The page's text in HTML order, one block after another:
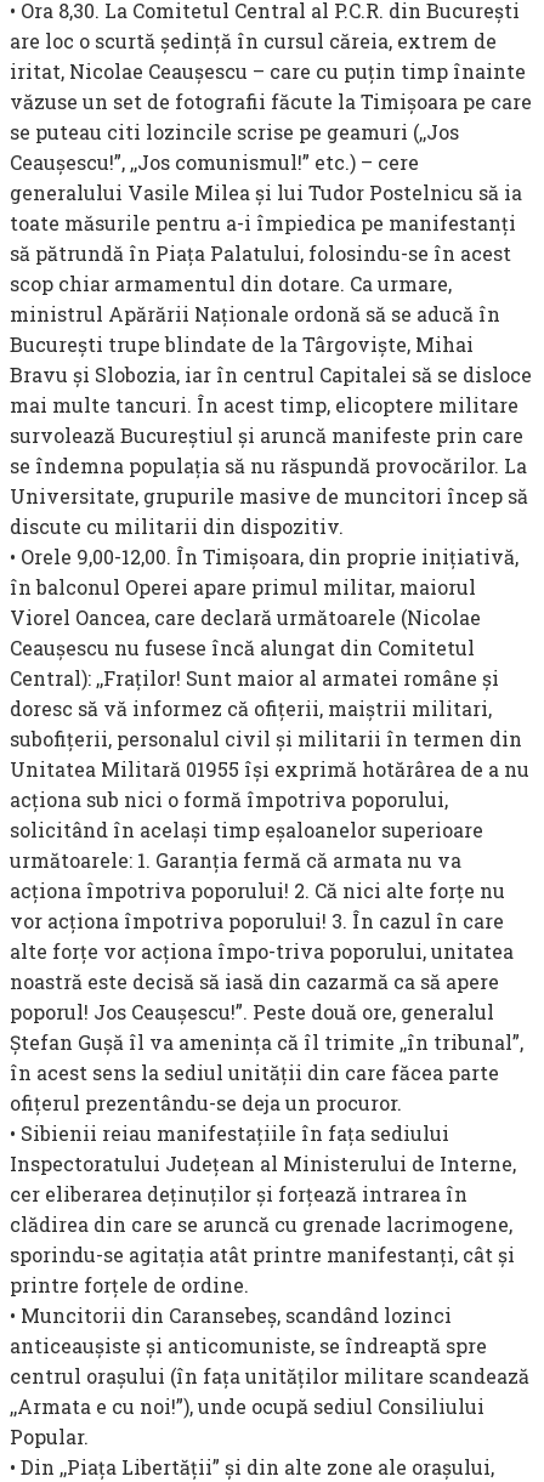
• Ora 8,30. La Comitetul Central al P.C.R. din Bucureşti
are loc o scurtă şedinţă în cursul căreia, extrem de
iritat, Nicolae Ceauşescu – care cu puţin timp înainte
văzuse un set de fotografii făcute la Timişoara pe care
se puteau citi lozincile scrise pe geamuri (,,Jos
Ceauşescu!”, ,,Jos comunismul!” etc.) – cere
generalului Vasile Milea şi lui Tudor Postelnicu să ia
toate măsurile pentru a-i împiedica pe manifestanţi
să pătrundă în Piaţa Palatului, folosindu-se în acest
scop chiar armamentul din dotare. Ca urmare,
ministrul Apărării Naţionale ordonă să se aducă în
Bucureşti trupe blindate de la Târgovişte, Mihai
Bravu şi Slobozia, iar în centrul Capitalei să se disloce
mai multe tancuri. În acest timp, elicoptere militare
survolează Bucureştiul şi aruncă manifeste prin care
se îndemna populaţia să nu răspundă provocărilor. La
Universitate, gru­purile masive de muncitori încep să
discute cu militarii din dispozitiv.
• Orele 9,00-12,00. În Timişoara, din proprie iniţiativă,
în bal­conul Operei apare primul militar, maiorul
Viorel Oancea, care declară următoarele (Nicolae
Ceauşescu nu fusese încă alungat din Comitetul
Central): ,,Fraţilor! Sunt maior al armatei române şi
doresc să vă in­formez că ofiţerii, maiştrii militari,
subofiţerii, personalul civil şi mili­tarii în termen din
Unitatea Militară 01955 îşi exprimă hotărârea de a nu
acţiona sub nici o formă împotriva poporului,
solicitând în acelaşi timp eşaloanelor superioare
următoarele: 1. Garanţia fermă că armata nu va
acţiona împotriva poporului! 2. Că nici alte forţe nu
vor acţiona împotriva poporului! 3. În cazul în care
alte forţe vor acţiona împo-triva poporului, unitatea
noastră este decisă să iasă din cazarmă ca să apere
poporul! Jos Ceauşescu!”. Peste două ore, generalul
Ştefan Guşă îl va ameninţa că îl trimite ,,în tribunal”,
în acest sens la sediul unităţii din care făcea parte
ofiţerul prezentându-se deja un procuror.
• Sibienii reiau manifestaţiile în faţa sediului
Inspectoratului Judeţean al Ministerului de Interne,
cer eliberarea deţinuţilor şi forţează intrarea în
clădirea din care se aruncă cu grenade lacrimogene,
sporindu-se agitaţia atât printre manifestanţi, cât şi
printre forţele de ordine.
• Muncitorii din Caransebeş, scandând lozinci
anticeauşiste şi anticomuniste, se în­dreaptă spre
centrul oraşului (în faţa unităţilor militare scandează
,,Ar­mata e cu noi!”), unde ocupă sediul Consiliului
Popular.
• Din ,,Piaţa Libertăţii” şi din alte zone ale oraşului,